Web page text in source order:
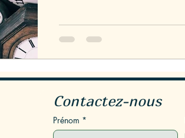
Contactez-nous
Prénom *